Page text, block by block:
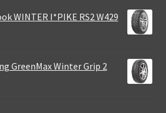
WINTER I*PIKE RS2 W429
GreenMax Winter Grip 2